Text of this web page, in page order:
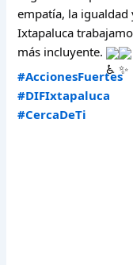
empatía, la igualdad
Ixtapaluca
más incluyente.
#AccionesFuertes
#DIFIxtapaluca
#CercaDeTi